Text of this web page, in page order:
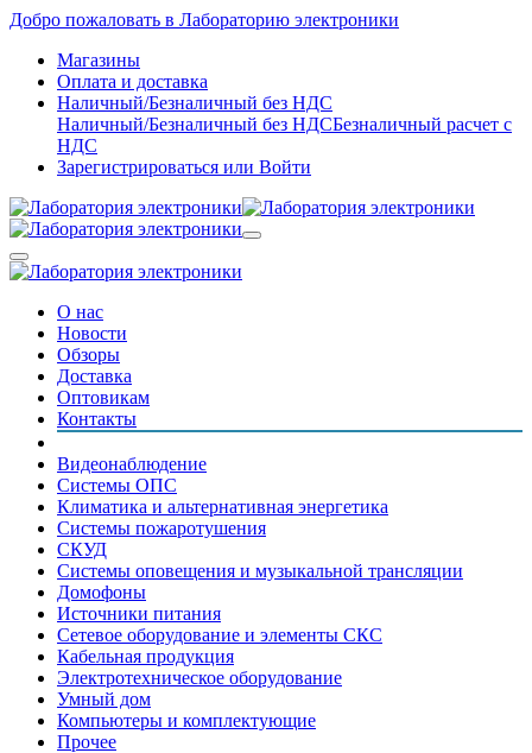
Добро пожаловать в Лабораторию электроники
Магазины
Оплата и доставка
Наличный/Безналичный без НДС
Наличный/Безналичный без НДСБезналичный расчет с
НДС
Зарегистрироваться или Войти
О нас
Новости
Обзоры
Доставка
Оптовикам
Контакты
Видеонаблюдение
Системы ОПС
Климатика и альтернативная энергетика
Системы пожаротушения
СКУД
Системы оповещения и музыкальной трансляции
Домофоны
Источники питания
Сетевое оборудование и элементы СКС
Кабельная продукция
Электротехническое оборудование
Умный дом
Компьютеры и комплектующие
Прочее